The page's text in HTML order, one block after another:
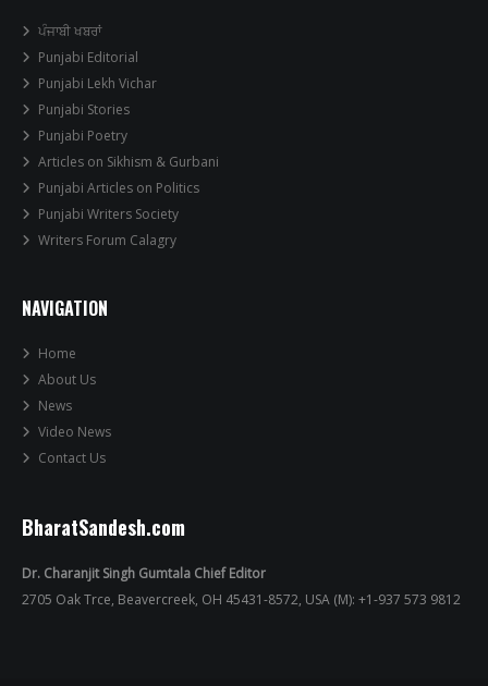
ਪੰਜਾਬੀ ਖਬਰਾਂ
Punjabi Editorial
Punjabi Lekh Vichar
Punjabi Stories
Punjabi Poetry
Articles on Sikhism & Gurbani
Punjabi Articles on Politics
Punjabi Writers Society
Writers Forum Calagry
NAVIGATION
Home
About Us
News
Video News
Contact Us
BharatSandesh.com
Dr. Charanjit Singh Gumtala Chief Editor
2705 Oak Trce, Beavercreek, OH 45431-8572, USA (M): +1-937 573 9812